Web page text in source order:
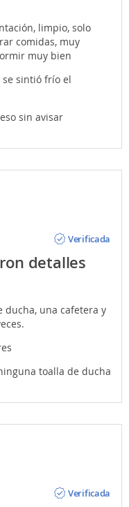
limpio, solo
comidas, muy
muy bien
sintió frío el
sin avisar
Verificada
detalles
ducha, una cafetera y
toalla de ducha
Verificada